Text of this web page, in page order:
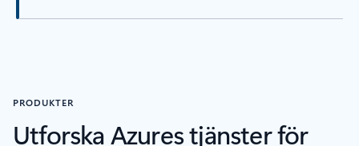
PRODUKTER
Utforska Azures tjänster för